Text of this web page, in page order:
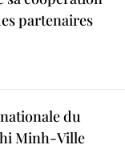
partenaires
du
Minh-Ville